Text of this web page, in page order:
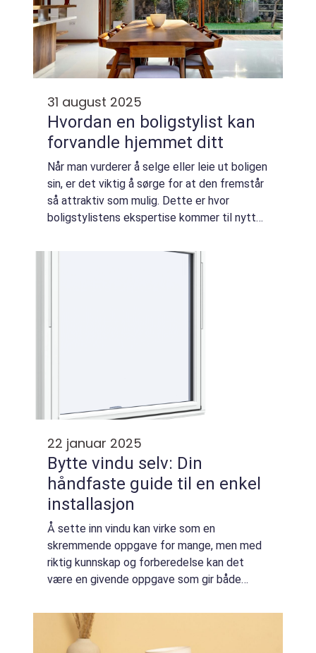
31 august 2025
Hvordan en boligstylist kan
forvandle hjemmet ditt
Når man vurderer å selge eller leie ut boligen
sin, er det viktig å sørge for at den fremstår
så attraktiv som mulig. Dette er hvor
boligstylistens ekspertise kommer til nytte.
22 januar 2025
Bytte vindu selv: Din
håndfaste guide til en enkel
installasjon
Å sette inn vindu kan virke som en
skremmende oppgave for mange, men med
riktig kunnskap og forberedelse kan det
være en givende oppgave som gir både
av hjemmet. I denne artikkelen få...